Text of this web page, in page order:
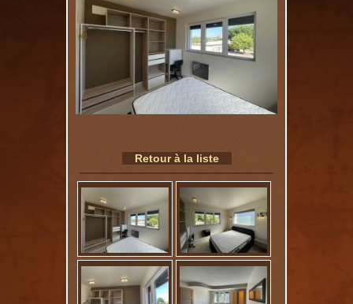
Retour à la liste